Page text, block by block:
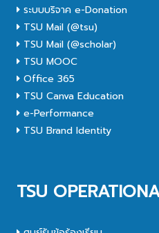
ระบบบริจาค e-Donation
TSU Mail (@tsu)
TSU Mail (@scholar)
TSU MOOC
Office 365
TSU Canva Education
e-Performance
TSU Brand Identity
TSU